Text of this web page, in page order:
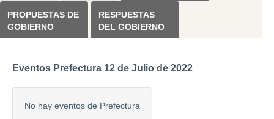
PROPUESTAS DE
GOBIERNO
RESPUESTAS
DEL GOBIERNO
Eventos Prefectura 12 de Julio de 2022
No hay eventos de Prefectura